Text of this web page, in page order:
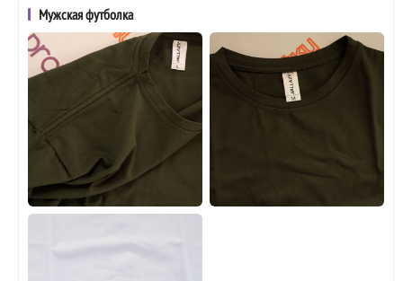
Мужская футболка